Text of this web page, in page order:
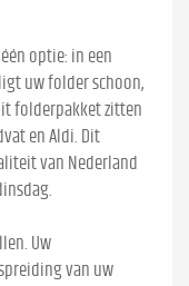
optie: in een
uw folder schoon,
folderpakket zitten
en Aldi. Dit
van Nederland
Uw
van uw